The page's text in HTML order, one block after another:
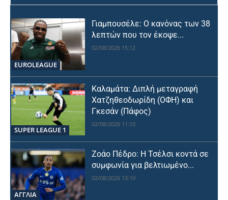
EUROLEAGUE
Γιαμπουσέλε: Ο κανόνας των 38
λεπτών που τον έκοψε...
02/08/2026 15:12
SUPER LEAGUE 1
Καλαμάτα: Διπλή μεταγραφή
Χατζηθεοδωρίδη (ΟΦΗ) και
Γκεσάν (Πάφος)
02/08/2026 11:10
ΑΓΓΛΙΑ
Ζοάο Πέδρο: Η Τσέλσι κοντά σε
συμφωνία για βελτιωμένο...
02/08/2026 13:10